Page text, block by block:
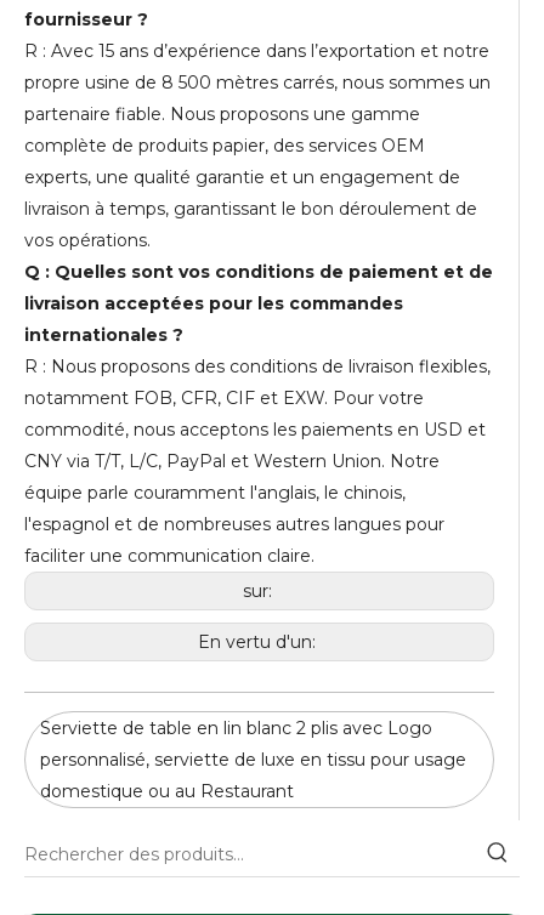
fournisseur ?
R : Avec 15 ans d’expérience dans l’exportation et notre
propre usine de 8 500 mètres carrés, nous sommes un
partenaire fiable. Nous proposons une gamme
complète de produits papier, des services OEM
experts, une qualité garantie et un engagement de
livraison à temps, garantissant le bon déroulement de
vos opérations.
Q : Quelles sont vos conditions de paiement et de
livraison acceptées pour les commandes
internationales ?
R : Nous proposons des conditions de livraison flexibles,
notamment FOB, CFR, CIF et EXW. Pour votre
commodité, nous acceptons les paiements en USD et
CNY via T/T, L/C, PayPal et Western Union. Notre
équipe parle couramment l'anglais, le chinois,
l'espagnol et de nombreuses autres langues pour
faciliter une communication claire.
sur:
En vertu d'un:
Serviette de table en lin blanc 2 plis avec Logo
personnalisé, serviette de luxe en tissu pour usage
domestique ou au Restaurant